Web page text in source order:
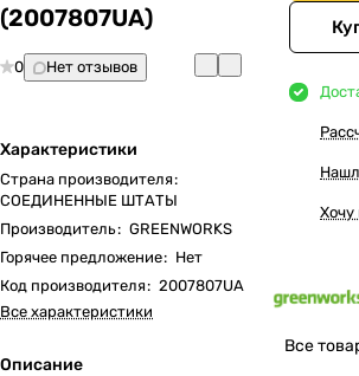
(2007807UA)
0 Нет отзывов
Характеристики
Страна производителя:
СОЕДИНЕННЫЕ ШТАТЫ
Производитель: GREENWORKS
Горячее предложение: Нет
Код производителя: 2007807UA
Все характеристики
Описание
Хочу
Все